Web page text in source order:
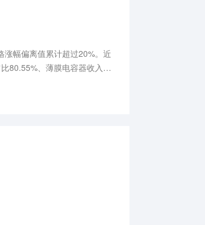
幅偏离值累计超过20%。近
80.55%、薄膜电容器收入占
占比还比较低。